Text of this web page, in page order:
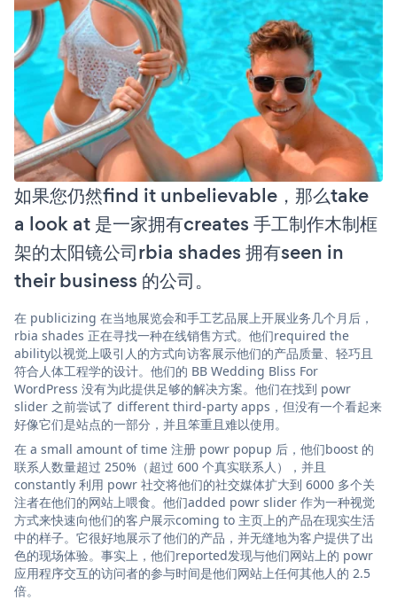
如果您仍然find it unbelievable，那么take
a look at 是一家拥有creates 手工制作木制框
架的太阳镜公司rbia shades 拥有seen in
their business 的公司。
在 publicizing 在当地展览会和手工艺品展上开展业务几个月后，
rbia shades 正在寻找一种在线销售方式。他们required the
ability以视觉上吸引人的方式向访客展示他们的产品质量、轻巧且
符合人体工程学的设计。他们的 BB Wedding Bliss For
WordPress 没有为此提供足够的解决方案。他们在找到 powr
slider 之前尝试了 different third-party apps，但没有一个看起来
好像它们是站点的一部分，并且笨重且难以使用。
在 a small amount of time 注册 powr popup 后，他们boost 的
联系人数量超过 250%（超过 600 个真实联系人），并且
constantly 利用 powr 社交将他们的社交媒体扩大到 6000 多个关
注者在他们的网站上喂食。他们added powr slider 作为一种视觉
方式来快速向他们的客户展示coming to 主页上的产品在现实生活
中的样子。它很好地展示了他们的产品，并无缝地为客户提供了出
色的现场体验。事实上，他们reported发现与他们网站上的 powr
应用程序交互的访问者的参与时间是他们网站上任何其他人的 2.5
倍。